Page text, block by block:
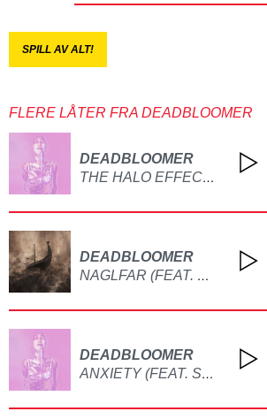
SPILL AV ALT!
FLERE LÅTER FRA DEADBLOOMER
DEADBLOOMER
THE HALO EFFECT (FEAT. MOODRING)
DEADBLOOMER
NAGLFAR (FEAT. BAD SPIT)
DEADBLOOMER
ANXIETY (FEAT. SALEM STAKES)